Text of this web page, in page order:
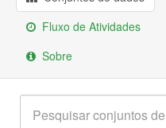
Fluxo de Atividades
Sobre